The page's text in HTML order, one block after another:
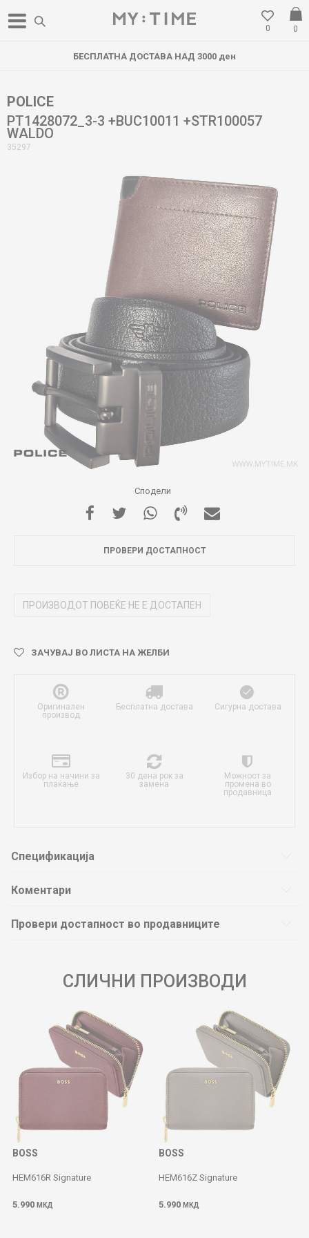
0
0
БЕСПЛАТНА ДОСТАВА НАД 3000 ден
POLICE
PT1428072_3-3 +BUC10011 +STR100057
WALDO
35297
Сподели
ПРОВЕРИ ДОСТАПНОСТ
ПРОИЗВОДОТ ПОВЕЌЕ НЕ Е ДОСТАПЕН
ЗАЧУВАЈ ВО ЛИСТА НА ЖЕЛБИ
Оригинален
производ
Бесплатна достава Сигурна достава
Избор на начини за
плаќање
30 дена рок за
замена
Можност за
промена во
продавница
Спецификација
Коментари
Провери достапност во продавниците
СЛИЧНИ ПРОИЗВОДИ
BOSS
HEM616R Signature
5.990 МКД
BOSS
HEM616Z Signature
5.990 МКД